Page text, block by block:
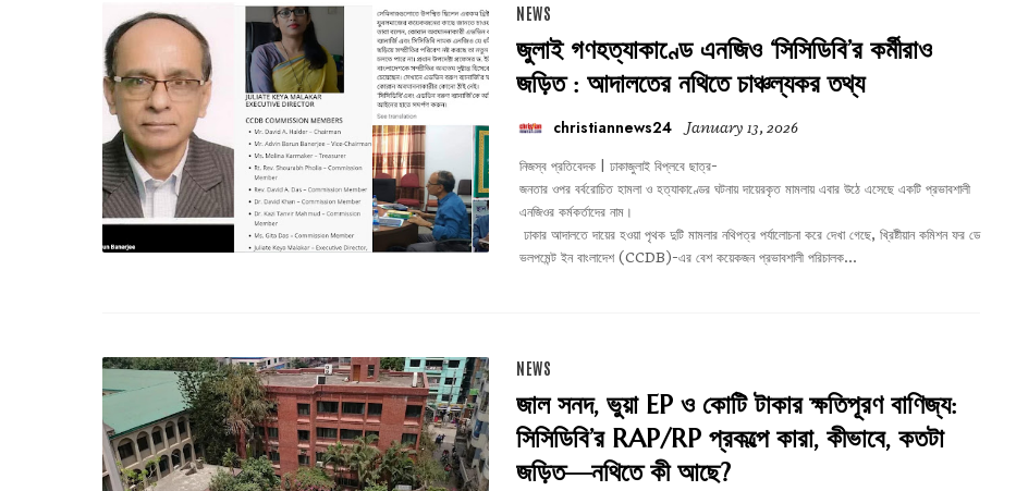
NEWS
জুলাই গণহত্যাকাণ্ডে এনজিও ‘সিসিডিবি’র কর্মীরাও
জড়িত : আদালতের নথিতে চাঞ্চল্যকর তথ্য
christiannews24 January 13, 2026
নিজস্ব প্রতিবেদক | ঢাকাজুলাই বিপ্লবে ছাত্র-
জনতার ওপর বর্বরোচিত হামলা ও হত্যাকাণ্ডের ঘটনায় দায়েরকৃত মামলায় এবার উঠে এসেছে একটি প্রভাবশালী
এনজিওর কর্মকর্তাদের নাম।
ঢাকার আদালতে দায়ের হওয়া পৃথক দুটি মামলার নথিপত্র পর্যালোচনা করে দেখা গেছে, খ্রিষ্টীয়ান কমিশন ফর ডে
ভলপমেন্ট ইন বাংলাদেশ (CCDB)-এর বেশ কয়েকজন প্রভাবশালী পরিচালক...
NEWS
জাল সনদ, ভুয়া EP ও কোটি টাকার ক্ষতিপূরণ বাণিজ্য:
সিসিডিবি’র RAP/RP প্রকল্পে কারা, কীভাবে, কতটা
জড়িত—নথিতে কী আছে?